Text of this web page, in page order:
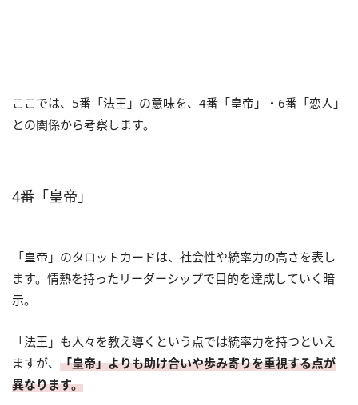
ここでは、5番「法王」の意味を、4番「皇帝」・6番「恋人」
との関係から考察します。
4番「皇帝」
「皇帝」のタロットカードは、社会性や統率力の高さを表し
ます。情熱を持ったリーダーシップで目的を達成していく暗
示。
「法王」も人々を教え導くという点では統率力を持つといえ
ますが、 「皇帝」よりも助け合いや歩み寄りを重視する点が
異なります。